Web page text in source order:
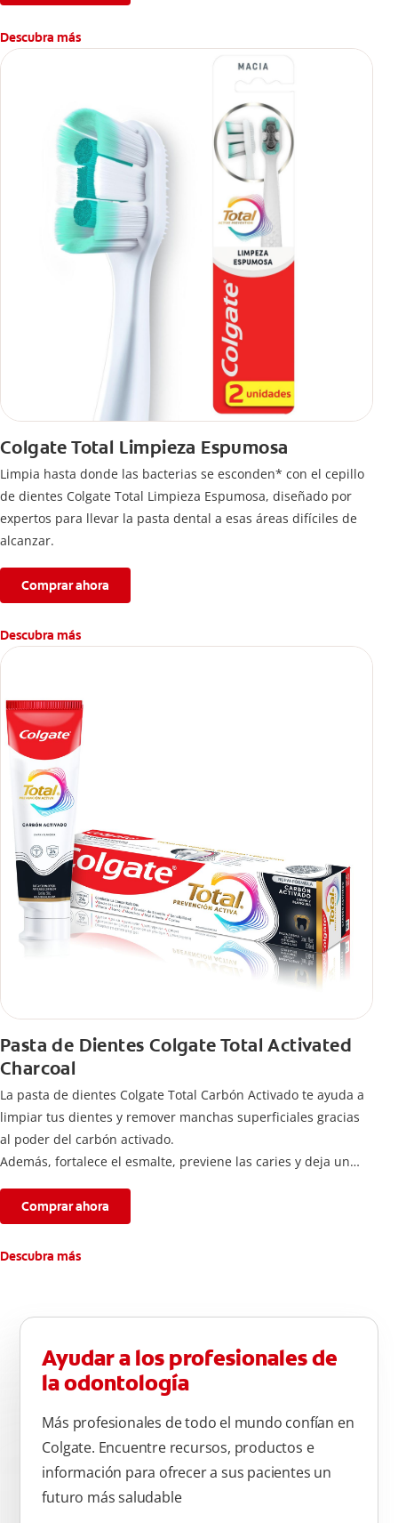
Descubra más
Colgate Total Limpieza Espumosa
Limpia hasta donde las bacterias se esconden* con el cepillo
de dientes Colgate Total Limpieza Espumosa, diseñado por
expertos para llevar la pasta dental a esas áreas difíciles de
alcanzar.
Comprar ahora
Descubra más
Pasta de Dientes Colgate Total Activated
Charcoal
La pasta de dientes Colgate Total Carbón Activado te ayuda a
limpiar tus dientes y remover manchas superficiales gracias
al poder del carbón activado.
Además, fortalece el esmalte, previene las caries y deja un
Comprar ahora
Descubra más
Ayudar a los profesionales de
la odontología
Más profesionales de todo el mundo confían en
Colgate. Encuentre recursos, productos e
información para ofrecer a sus pacientes un
futuro más saludable